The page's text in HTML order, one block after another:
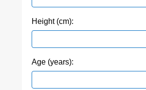
Height (cm):
Age (years):